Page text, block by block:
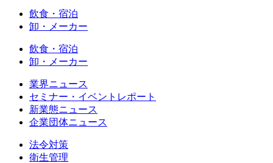
飲食・宿泊
卸・メーカー
飲食・宿泊
卸・メーカー
業界ニュース
セミナー・イベントレポート
新業態ニュース
企業団体ニュース
法令対策
衛生管理